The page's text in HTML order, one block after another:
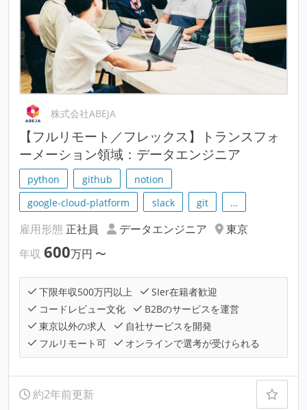
株式会社ABEJA
【フルリモート／フレックス】トランスフォ
ーメーション領域：データエンジニア
python github
notion
google-cloud-platform
slack git …
雇用形態 正社員 データエンジニア
東京
年収 600万円 〜
下限年収500万円以上
SIer在籍者歓迎
コードレビュー文化
B2Bのサービスを運営
東京以外の求人
自社サービスを開発
フルリモート可
オンラインで選考が受けられる
約2年前更新